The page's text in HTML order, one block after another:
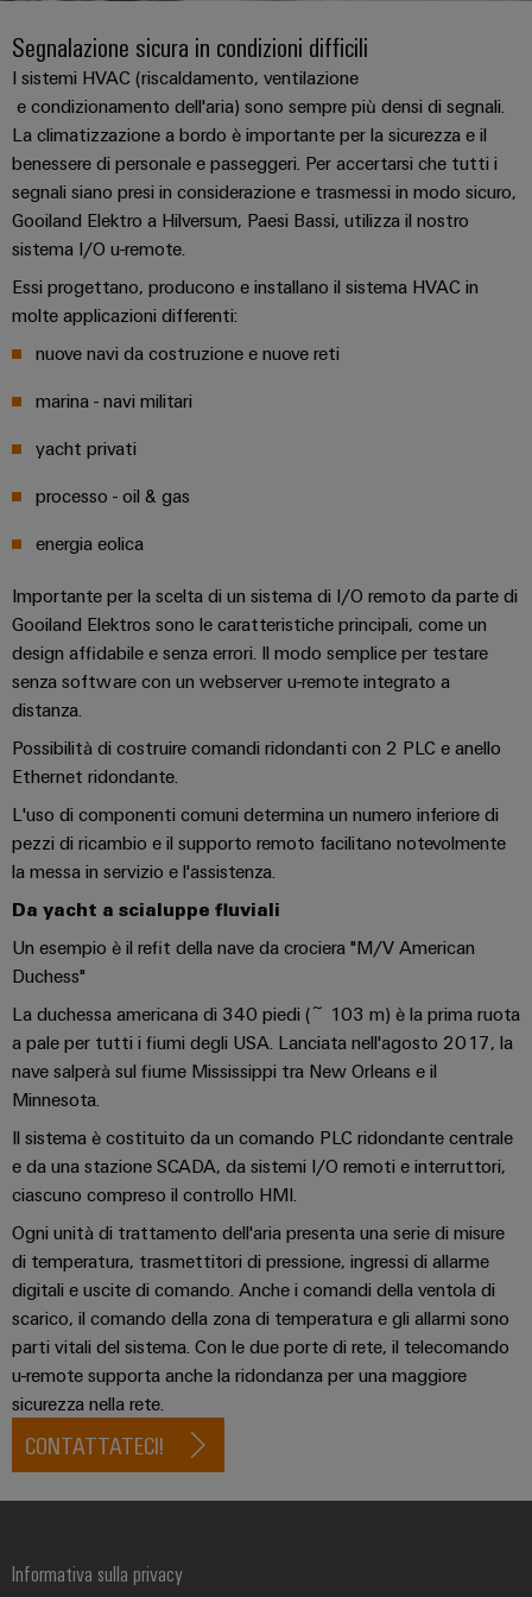
tangibili
e
soluzioni
possono
essere
sperimentate.
Centro
dati
Soluzioni
e
per
dati
efficienti,
e
Costruzione
navale
Soluzioni
connessione
complete
marittima
manufacturers
Soluzioni
di
connettività
innovative
per
Energia
eolica
Eccellenza
eolica
Energia
Il
futuro
per
la
energetica
comprovata
Fotovoltaico
Sfruttare
l'energia
solare
grado
di
collegamento
PUSH
IN
Microgriglie
DC
Edge
computing
u-
OS
Industrial
Pair
Ethernet
Quadro
elettrico
e
Cablaggio
campo
Configuratore
Weidmüller
Costruzione
dell’armadio
Misurazione
Workplace
solutions
Sistemi
e
soluzioni
Analitica
industriale
Automazione
decentrata
industriale
stampato
e
connettori
PCB
Sistemi
di
custodie
e
componenti
Sistemi
di
cavi
e
di
collegamento,
cavi
patch
cavi
Soluzioni
di
cablaggio
e
migrazione
PLC
di
servizio
Box
di
distribuzione
Componenti
elettronici
Moduli
relè
e
a
Servizio
di
consegna
rapida
Consulenza
e
ingegneria
digitale
sulla
connettività
Ingegneria
Weidmüller
Servizi
per
PCB
Servizi
di
laboratorio
Supporto
tecnico
Conformità
dei
prodotti
PSIRT
Dati
tecnici
Cataloghi
prodotti
tecnici
Riparazioni
Corsi
Rete commerciale
ovest
Lombardia
Nord
est
Centro
sud
Emilia
Romagna
Canale
Manager
Sales
Business
Connectivity
Consulting
Macchine
Device
manufacturers
Processo
Energia
Webshop
Overall
Equipment
Efficiency
(OEE)
Società
Weidmüller
Facts
and
Figures
Sostenibilità
Weidmüller
Academy
Human
Compliance
Sedi
Informazioni
gestione
e
certificati
Mag
|
per
i
Il
Management
Career
Le
nostre
novità
Novità
aziendali
Eventi
e
fiere
Digital
Experience
KEY
26
ALL
Trade
Press
News
Shop online
Segnalazione sicura in condizioni difficili
I sistemi HVAC (riscaldamento, ventilazione
e condizionamento dell'aria) sono sempre più densi di segnali.
La climatizzazione a bordo è importante per la sicurezza e il
benessere di personale e passeggeri. Per accertarsi che tutti i
segnali siano presi in considerazione e trasmessi in modo sicuro,
Gooiland Elektro a Hilversum, Paesi Bassi, utilizza il nostro
sistema I/O u-remote.
Essi progettano, producono e installano il sistema HVAC in
molte applicazioni differenti:
nuove navi da costruzione e nuove reti
marina - navi militari
yacht privati
processo - oil & gas
energia eolica
Importante per la scelta di un sistema di I/O remoto da parte di
Gooiland Elektros sono le caratteristiche principali, come un
design affidabile e senza errori. Il modo semplice per testare
senza software con un webserver u-remote integrato a
distanza.
Possibilità di costruire comandi ridondanti con 2 PLC e anello
Ethernet ridondante.
L'uso di componenti comuni determina un numero inferiore di
pezzi di ricambio e il supporto remoto facilitano notevolmente
la messa in servizio e l'assistenza.
Da yacht a scialuppe fluviali
Un esempio è il refit della nave da crociera "M/V American
Duchess"
La duchessa americana di 340 piedi (~ 103 m) è la prima ruota
a pale per tutti i fiumi degli USA. Lanciata nell'agosto 2017, la
nave salperà sul fiume Mississippi tra New Orleans e il
Minnesota.
Il sistema è costituito da un comando PLC ridondante centrale
e da una stazione SCADA, da sistemi I/O remoti e interruttori,
ciascuno compreso il controllo HMI.
Ogni unità di trattamento dell'aria presenta una serie di misure
di temperatura, trasmettitori di pressione, ingressi di allarme
digitali e uscite di comando. Anche i comandi della ventola di
scarico, il comando della zona di temperatura e gli allarmi sono
parti vitali del sistema. Con le due porte di rete, il telecomando
u-remote supporta anche la ridondanza per una maggiore
sicurezza nella rete.
CONTATTATECI!
Informativa sulla privacy